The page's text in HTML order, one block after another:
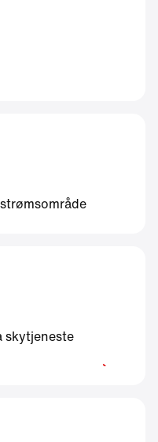
skytjeneste